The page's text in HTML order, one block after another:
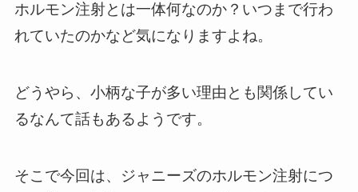
ホルモン注射とは一体何なのか？いつまで行わ
れていたのかなど気になりますよね。
どうやら、小柄な子が多い理由とも関係してい
るなんて話もあるようです。
そこで今回は、ジャニーズのホルモン注射につ